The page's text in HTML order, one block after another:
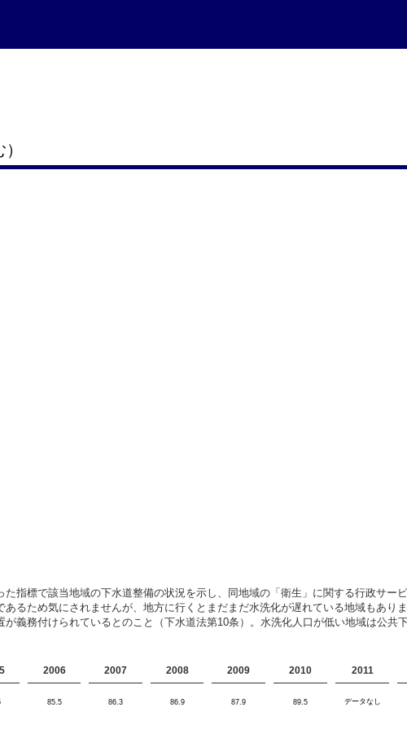
指標で該当地域の下水道整備の状況を示し、同地域の「衛生」に関する行政サー
るため気にされませんが、地方に行くとまだまだ水洗化が遅れている地域もあり
義務付けられているとのこと（下水道法第10条）。水洗化人口が低い地域は公共
2006 2007 2008 2009 2010 2011
85.5 86.3 86.9 87.9 89.5 データなし